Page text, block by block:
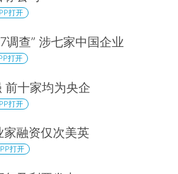
打开
调查” 涉七家中国企业
打开
十家均为央企
打开
融资仅次美英
打开